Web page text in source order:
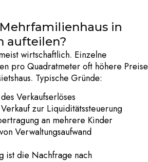
in
aufteilen?
wirtschaftlich. Einzelne
pro Quadratmeter oft höhere Preise
Typische Gründe:
Verkaufserlöses
zur Liquiditätssteuerung
an mehrere Kinder
Verwaltungsaufwand
ist die Nachfrage nach